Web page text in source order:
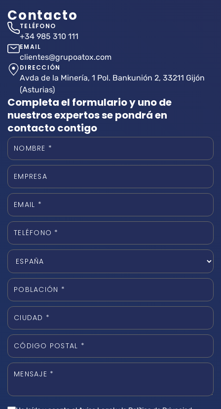
Contacto
TELÉFONO
+34 985 310 111
EMAIL
clientes@grupoatox.com
DIRECCIÓN
Avda de la Minería, 1 Pol. Bankunión 2, 33211 Gijón
(Asturias)
Completa el formulario y uno de
nuestros expertos se pondrá en
contacto contigo